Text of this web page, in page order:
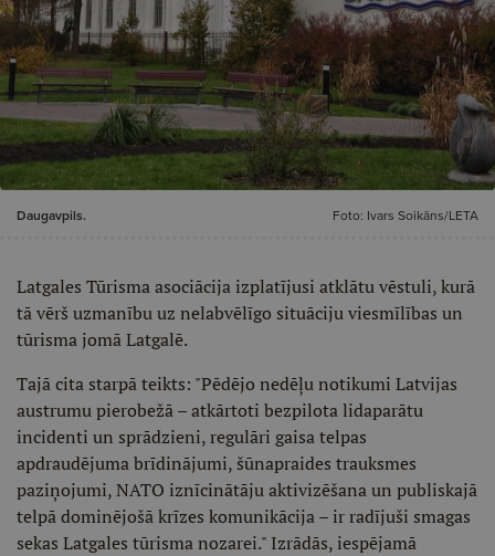
Daugavpils. Foto: Ivars Soikāns/LETA
Latgales Tūrisma asociācija izplatījusi atklātu vēstuli, kurā
tā vērš uzmanību uz nelabvēlīgo situāciju viesmīlības un
tūrisma jomā Latgalē.
Tajā cita starpā teikts: "Pēdējo nedēļu notikumi Latvijas
austrumu pierobežā – atkārtoti bezpilota lidaparātu
incidenti un sprādzieni, regulāri gaisa telpas
apdraudējuma brīdinājumi, šūnapraides trauksmes
paziņojumi, NATO iznīcinātāju aktivizēšana un publiskajā
telpā dominējošā krīzes komunikācija – ir radījuši smagas
sekas Latgales tūrisma nozarei." Izrādās, iespējamā